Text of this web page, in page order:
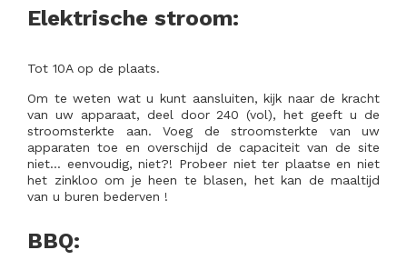
Elektrische stroom:
Tot 10A op de plaats.
Om te weten wat u kunt aansluiten, kijk naar de kracht
van uw apparaat, deel door 240 (vol), het geeft u de
stroomsterkte aan. Voeg de stroomsterkte van uw
apparaten toe en overschijd de capaciteit van de site
niet… eenvoudig, niet?! Probeer niet ter plaatse en niet
het zinkloo om je heen te blasen, het kan de maaltijd
van u buren bederven !
BBQ: